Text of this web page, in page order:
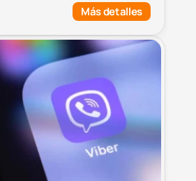
Más detalles